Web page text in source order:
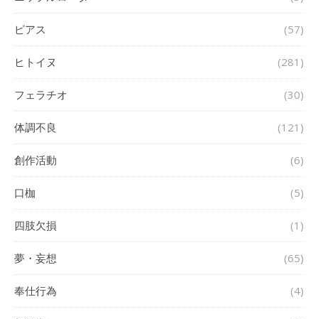
ピアス (57)
ヒトイヌ (281)
フェラチオ (30)
体調不良 (121)
創作活動 (6)
口枷 (5)
四肢欠損 (1)
夢・妄想 (65)
奉仕行為 (4)